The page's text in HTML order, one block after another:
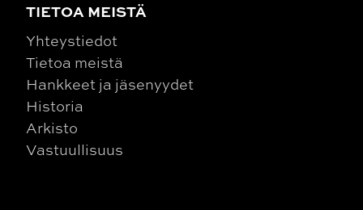
TIETOA MEISTÄ
Yhteystiedot
Tietoa meistä
Hankkeet ja jäsenyydet
Historia
Arkisto
Vastuullisuus